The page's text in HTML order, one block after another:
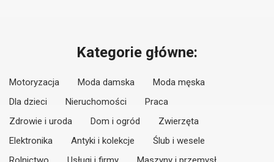
Kategorie główne:
Motoryzacja Moda damska
Moda męska
Dla dzieci
Nieruchomości
Praca
Zdrowie i uroda
Dom i ogród
Zwierzęta
Elektronika
Antyki i kolekcje
Ślub i wesele